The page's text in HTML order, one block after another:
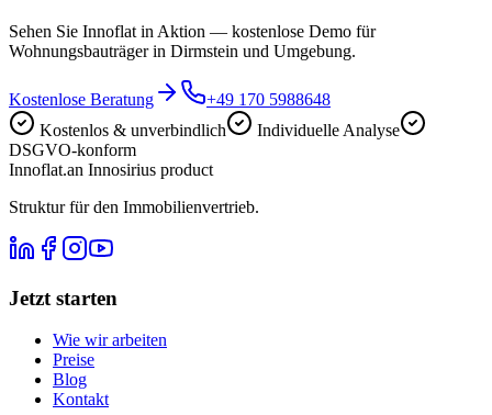
Sehen Sie Innoflat in Aktion — kostenlose Demo für
Wohnungsbauträger in Dirmstein und Umgebung.
Kostenlose Beratung
+49 170 5988648
Kostenlos & unverbindlich
Individuelle Analyse
DSGVO-konform
Innoflat.an Innosirius product
Struktur für den Immobilienvertrieb.
Jetzt starten
Wie wir arbeiten
Preise
Blog
Kontakt